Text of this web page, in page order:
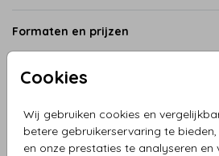
Cookies
Wij gebruiken cookies en
betere gebruikerservaring te
en onze prestaties te analyseren en
Formaten en prijzen
Omschrijving